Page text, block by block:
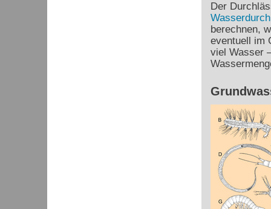
Der
berechnen,
eventuell im
viel Wasser